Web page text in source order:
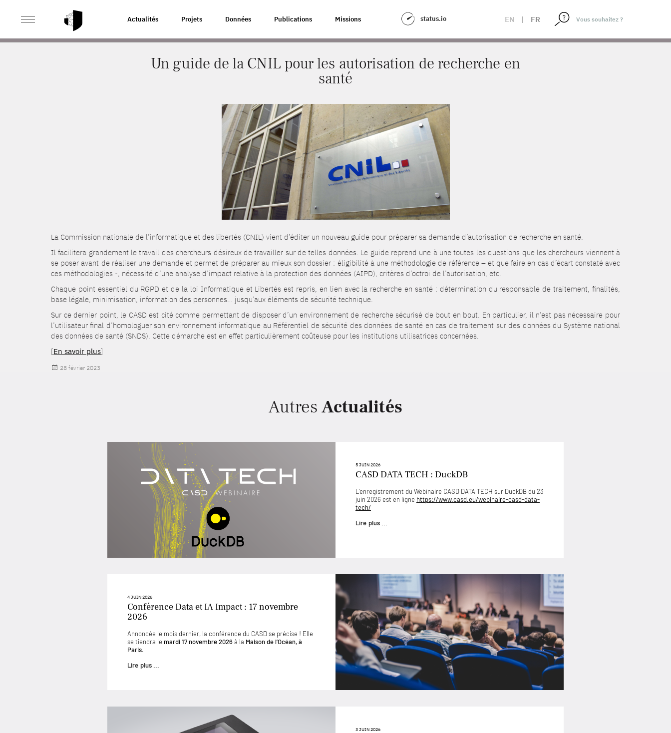
Actualités Projets Données Publications Missions status.io EN | FR
ACCUEIL ACTUALITÉS > UN GUIDE DE LA CNIL POUR LES AUTORISATION DE RECHERCHE EN SANTÉ
Un guide de la CNIL pour les autorisation de recherche en
santé
La Commission nationale de l’informatique et des libertés (CNIL) vient d’éditer un nouveau guide pour préparer sa demande d’autorisation de recherche en santé.
Il facilitera grandement le travail des chercheurs désireux de travailler sur de telles données. Le guide reprend une à une toutes les questions que les chercheurs viennent à
se poser avant de réaliser une demande et permet de préparer au mieux son dossier : éligibilité à une méthodologie de référence – et que faire en cas d’écart constaté avec
ces méthodologies -, nécessité d’une analyse d’impact relative à la protection des données (AIPD), critères d’octroi de l’autorisation, etc.
Chaque point essentiel du RGPD et de la loi Informatique et Libertés est repris, en lien avec la recherche en santé : détermination du responsable de traitement, finalités,
base légale, minimisation, information des personnes… jusqu’aux éléments de sécurité technique.
Sur ce dernier point, le CASD est cité comme permettant de disposer d’un environnement de recherche sécurisé de bout en bout. En particulier, il n’est pas nécessaire pour
l’utilisateur final d’homologuer son environnement informatique au Référentiel de sécurité des données de santé en cas de traitement sur des données du Système national
des données de santé (SNDS). Cette démarche est en effet particulièrement coûteuse pour les institutions utilisatrices concernées.
[En savoir plus]
Publié
28 février 2023
Autres Actualités
5 JUIN 2026
CASD DATA TECH : DuckDB
L’enregistrement du Webinaire CASD DATA TECH sur DuckDB du 23
juin 2026 est en ligne https://www.casd.eu/webinaire-casd-data-
tech/
Lire plus ...
4 JUIN 2026
Conférence Data et IA Impact : 17 novembre
2026
Annoncée le mois dernier, la conférence du CASD se précise ! Elle
se tiendra le mardi 17 novembre 2026à la Maison de l’Océan, à
Paris.
Lire plus ...
3 JUIN 2026